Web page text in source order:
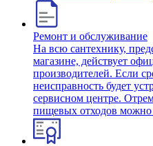
Ремонт и обслуживание
На всю сантехнику,
магазине, действует
производителей. Если
неисправность будет
сервисном центре.
пищевых отходов